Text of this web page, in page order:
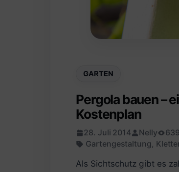
GARTEN
Pergola bauen –
Kostenplan
28. Juli 2014 Nelly
Gartengestaltung,
Als Sichtschutz gibt es